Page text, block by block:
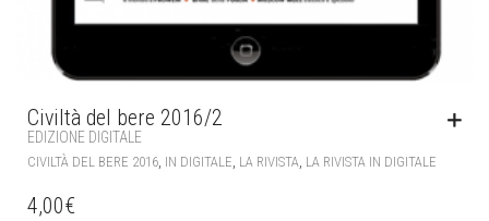
Civiltà del bere 2016/2
EDIZIONE DIGITALE
CIVILTÀ DEL BERE 2016, IN DIGITALE, LA RIVISTA, LA RIVISTA IN DIGITALE
4,00€